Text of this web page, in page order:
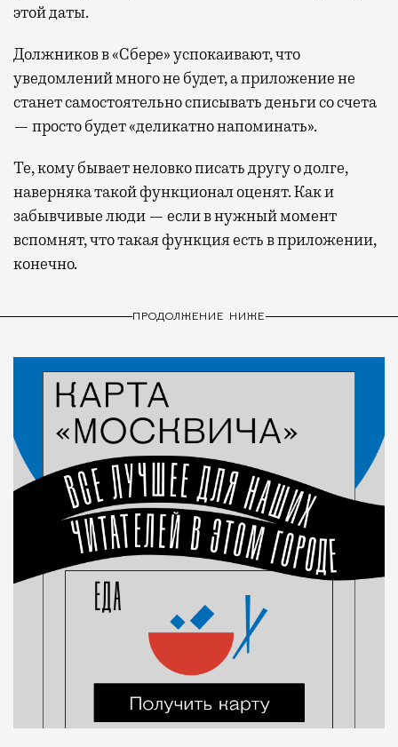
этой даты.
Должников в «Сбере» успокаивают, что
уведомлений много не будет, а приложение не
станет самостоятельно списывать деньги со счета
— просто будет «деликатно напоминать».
Те, кому бывает неловко писать другу о долге,
наверняка такой функционал оценят. Как и
забывчивые люди — если в нужный момент
вспомнят, что такая функция есть в приложении,
конечно.
ПРОДОЛЖЕНИЕ НИЖЕ